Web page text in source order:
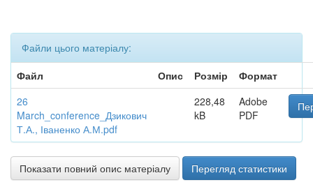
Файли цього матеріалу:
Файл
Опис Розмір
Формат
26
March_conference_Дзикович
Т.А., Іваненко А.М.pdf
228,48
kB
Adobe
PDF
Показати повний опис матеріалу Перегляд статистики